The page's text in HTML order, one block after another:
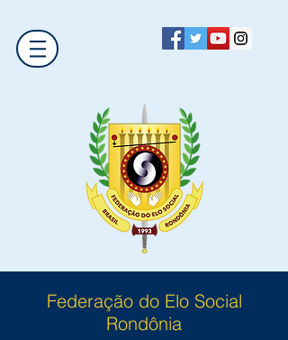
Federação do Elo Social
Rondônia